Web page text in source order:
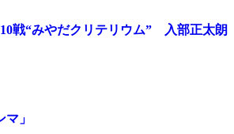
戦“みやだクリテリウム” 入部正太朗
」